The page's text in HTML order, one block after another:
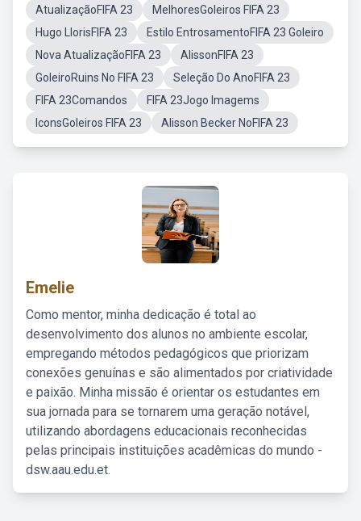
AtualizaçãoFIFA 23
MelhoresGoleiros FIFA 23
Hugo LlorisFIFA 23
Estilo EntrosamentoFIFA 23 Goleiro
Nova AtualizaçãoFIFA 23
AlissonFIFA 23
GoleiroRuins No FIFA 23
Seleção Do AnoFIFA 23
FIFA 23Comandos
FIFA 23Jogo Imagems
IconsGoleiros FIFA 23
Alisson Becker NoFIFA 23
Emelie
Como mentor, minha dedicação é total ao
desenvolvimento dos alunos no ambiente escolar,
empregando métodos pedagógicos que priorizam
conexões genuínas e são alimentados por criatividade
e paixão. Minha missão é orientar os estudantes em
sua jornada para se tornarem uma geração notável,
utilizando abordagens educacionais reconhecidas
pelas principais instituições acadêmicas do mundo -
dsw.aau.edu.et.